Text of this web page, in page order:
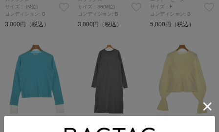
サイズ：-(M位)
コンディション: B
3,000円（税込）
サイズ：38(M位)
コンディション: B
3,000円（税込）
サイズ：F
コンディション: B
5,000円（税込）